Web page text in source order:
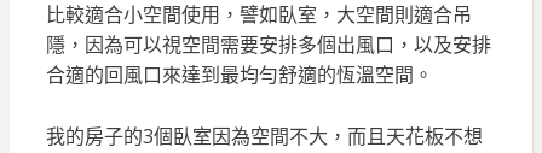
比較適合小空間使用，譬如臥室，大空間則適合吊
隱，因為可以視空間需要安排多個出風口，以及安排
合適的回風口來達到最均勻舒適的恆溫空間。
我的房子的3個臥室因為空間不大，而且天花板不想